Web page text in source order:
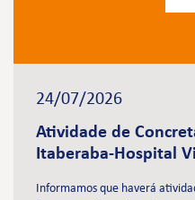
24/07/2026
Atividade de
Itaberaba-Hospital
Informamos que haverá